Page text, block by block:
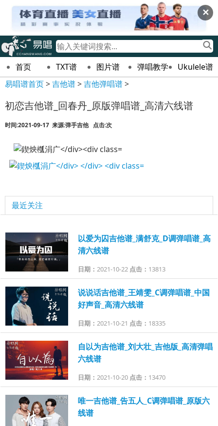
✕
首页 TXT谱 图片谱 弹唱教学
Ukulele谱
易唱谱首页>吉他谱>吉他弹唱谱>
初恋吉他谱_回春丹_原版弹唱谱_高清六线谱
时间:2021-09-17 来源:弹手吉他 点击:次
最近关注
以爱为囚吉他谱_满舒克_D调弹唱谱_高
清六线谱
日期： 2021-10-22 点击： 13813
说说话吉他谱_王靖雯_C调弹唱谱_中国
好声音_高清六线谱
日期： 2021-10-21 点击： 18335
自以为吉他谱_刘大壮_吉他版_高清弹唱
六线谱
日期： 2021-10-20 点击： 13470
唯一吉他谱_告五人_C调弹唱谱_原版六
线谱